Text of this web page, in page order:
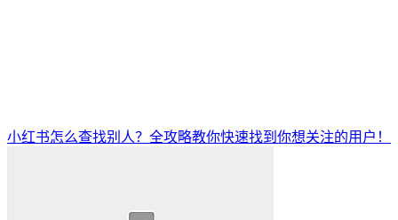
小红书怎么查找别人？全攻略教你快速找到你想关注的用户！